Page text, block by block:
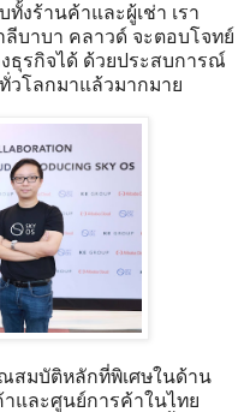
ทั้งร้านค้าและผู้เช่า เรา
ลีบาบา คลาวด์ จะตอบโจทย์
ธุรกิจได้ ด้วยประสบการณ์
วโลกมาแล้วมากมาย
ณสมบัติหลักที่พิเศษในด้าน
และศูนย์การค้าในไทย